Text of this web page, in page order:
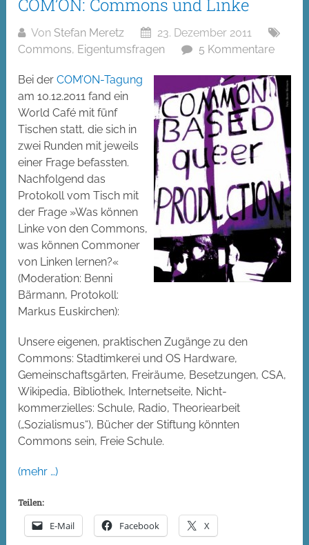
COM’ON: Commons und Linke
Von Stefan Meretz
23. Dezember 2011
Commons, Eigentumsfragen 5 Kommentare
Bei derCOM’ON-Tagung
am 10.12.2011 fand ein
World Café mit fünf
Tischen statt, die sich in
zwei Runden mit jeweils
einer Frage befassten.
Nachfolgend das
Protokoll vom Tisch mit
der Frage »Was können
Linke von den Commons,
was können Commoner
von Linken lernen?«
(Moderation: Benni
Bärmann, Protokoll:
Markus Euskirchen):
Unsere eigenen, praktischen Zugänge zu den
Commons: Stadtimkerei und OS Hardware,
Gemeinschaftsgärten, Freiräume, Besetzungen, CSA,
Wikipedia, Bibliothek, Internetseite, Nicht-
kommerzielles: Schule, Radio, Theoriearbeit
(„Sozialismus“), Bücher der Stiftung könnten
Commons sein, Freie Schule.
(mehr …)
Teilen:
E-Mail Facebook X